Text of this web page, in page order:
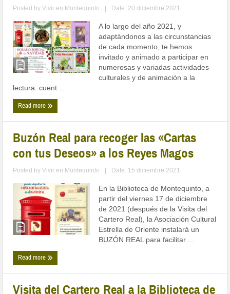
Posted byVivir en Montequinto Date: 20 diciembre 2021
A lo largo del año 2021, y
adaptándonos a las circunstancias
de cada momento, te hemos
invitado y animado a participar en
numerosas y variadas actividades
culturales y de animación a la
lectura: cuent ...
Read more
Buzón Real para recoger las «Cartas
con tus Deseos» a los Reyes Magos
Posted byVivir en Montequinto Date: 15 diciembre 2021
En la Biblioteca de Montequinto, a
partir del viernes 17 de diciembre
de 2021 (después de la Visita del
Cartero Real), la Asociación Cultural
Estrella de Oriente instalará un
BUZÓN REAL para facilitar ...
Read more
Visita del Cartero Real a la Biblioteca de